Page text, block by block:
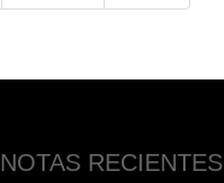
NOTAS RECIENTES